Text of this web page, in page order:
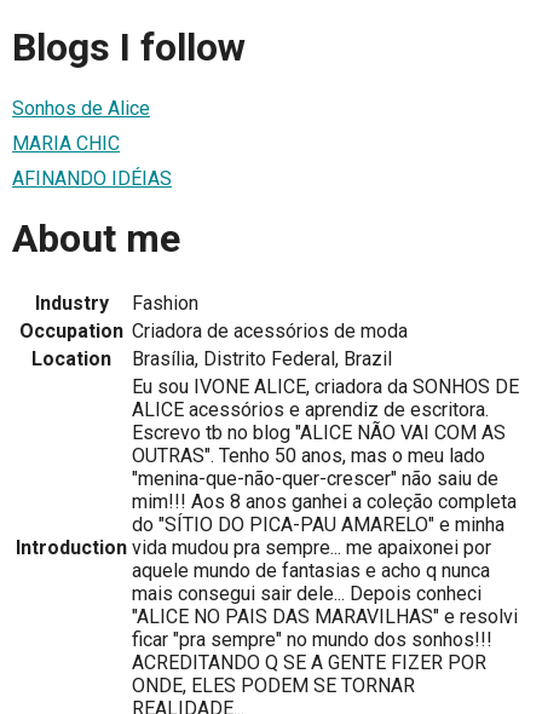
Blogs I follow
Sonhos de Alice
MARIA CHIC
AFINANDO IDÉIAS
About me
Industry
Fashion
Occupation Criadora de acessórios de moda
Location
Brasília, Distrito Federal, Brazil
Introduction
Eu sou IVONE ALICE, criadora da SONHOS DE
ALICE acessórios e aprendiz de escritora.
Escrevo tb no blog "ALICE NÃO VAI COM AS
OUTRAS". Tenho 50 anos, mas o meu lado
"menina-que-não-quer-crescer" não saiu de
mim!!! Aos 8 anos ganhei a coleção completa
do "SÍTIO DO PICA-PAU AMARELO" e minha
vida mudou pra sempre... me apaixonei por
aquele mundo de fantasias e acho q nunca
mais consegui sair dele... Depois conheci
"ALICE NO PAIS DAS MARAVILHAS" e resolvi
ficar "pra sempre" no mundo dos sonhos!!!
ACREDITANDO Q SE A GENTE FIZER POR
ONDE, ELES PODEM SE TORNAR
REALIDADE...